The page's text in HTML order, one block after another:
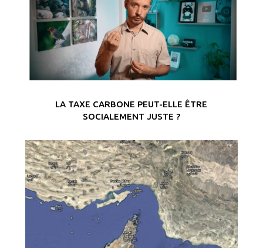
LA TAXE CARBONE PEUT-ELLE ÊTRE
SOCIALEMENT JUSTE ?